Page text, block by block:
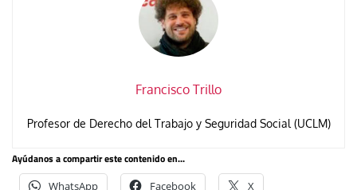
Francisco Trillo
Profesor de Derecho del Trabajo y Seguridad Social (UCLM)
Ayúdanos a compartir este contenido en...
WhatsApp Facebook X